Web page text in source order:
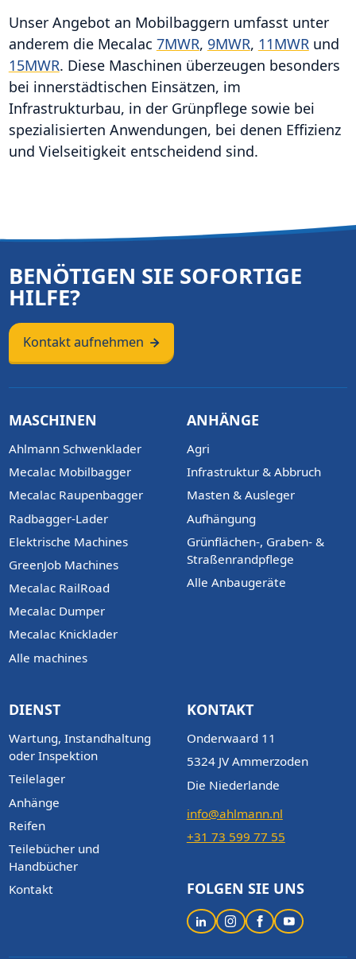
Unser Angebot an Mobilbaggern umfasst unter
anderem die Mecalac 7MWR, 9MWR, 11MWRund
15MWR. Diese Maschinen überzeugen besonders
bei innerstädtischen Einsätzen, im
Infrastrukturbau, in der Grünpflege sowie bei
spezialisierten Anwendungen, bei denen Effizienz
und Vielseitigkeit entscheidend sind.
BENÖTIGEN SIE SOFORTIGE
HILFE?
Kontakt aufnehmen
MASCHINEN
Ahlmann Schwenklader
Mecalac Mobilbagger
Mecalac Raupenbagger
Radbagger-Lader
Elektrische Machines
GreenJob Machines
Mecalac RailRoad
Mecalac Dumper
Mecalac Knicklader
Alle machines
ANHÄNGE
Agri
Infrastruktur & Abbruch
Masten & Ausleger
Aufhängung
Grünflächen-, Graben- &
Straßenrandpflege
Alle Anbaugeräte
DIENST
Wartung, Instandhaltung
oder Inspektion
Teilelager
Anhänge
Reifen
Teilebücher und
Handbücher
Kontakt
KONTAKT
Onderwaard 11
5324 JV Ammerzoden
Die Niederlande
info@ahlmann.nl
+31 73 599 77 55
FOLGEN SIE UNS